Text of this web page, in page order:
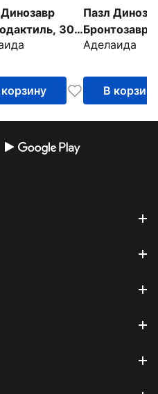
30
Пазл
Бронтозавр,
элементов
Аделаида
В корзину